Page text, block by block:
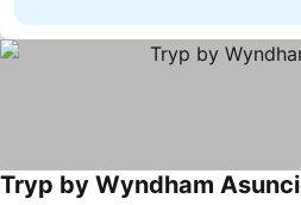
Tryp by Wyndham